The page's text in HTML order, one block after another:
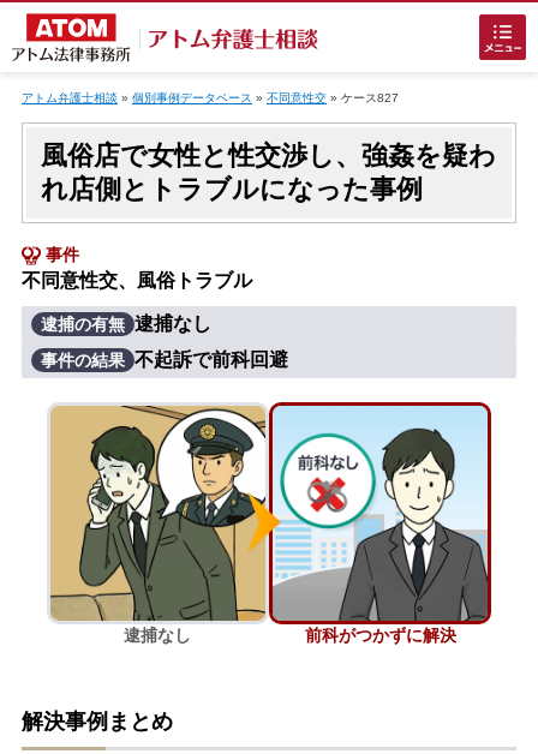
ホームに戻る
刑事事件でお困りの方
刑事事件の無料相談
接見・面会を弁護士に依頼
刑事事件を示談で解決したい
弁護士紹介
アトム弁護士相談 » 個別事例データベース » 不同意性交» ケース827
風俗店で女性と性交渉し、強姦を疑わ
れ店側とトラブルになった事例
事件
不同意性交、風俗トラブル
逮捕の有無 逮捕なし
事件の結果 不起訴で前科回避
逮捕なし 前科がつかずに解決
解決事例まとめ